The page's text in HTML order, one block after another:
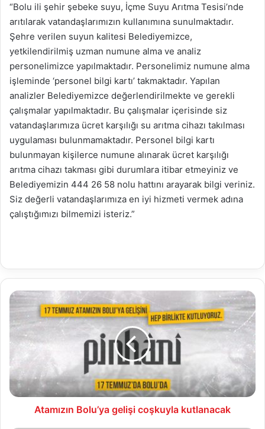
“Bolu ili şehir şebeke suyu, İçme Suyu Arıtma Tesisi’nde
arıtılarak vatandaşlarımızın kullanımına sunulmaktadır.
Şehre verilen suyun kalitesi Belediyemizce,
yetkilendirilmiş uzman numune alma ve analiz
personelimizce yapılmaktadır. Personelimiz numune alma
işleminde ‘personel bilgi kartı’ takmaktadır. Yapılan
analizler Belediyemizce değerlendirilmekte ve gerekli
çalışmalar yapılmaktadır. Bu çalışmalar içerisinde siz
vatandaşlarımıza ücret karşılığı su arıtma cihazı takılması
uygulaması bulunmamaktadır. Personel bilgi kartı
bulunmayan kişilerce numune alınarak ücret karşılığı
arıtma cihazı takması gibi durumlara itibar etmeyiniz ve
Belediyemizin 444 26 58 nolu hattını arayarak bilgi veriniz.
Siz değerli vatandaşlarımıza en iyi hizmeti vermek adına
çalıştığımızı bilmemizi isteriz.”
Atamızın
Bolu’ya
gelişi
coşkuyla
kutlanacak
Atamızın Bolu’ya gelişi coşkuyla kutlanacak